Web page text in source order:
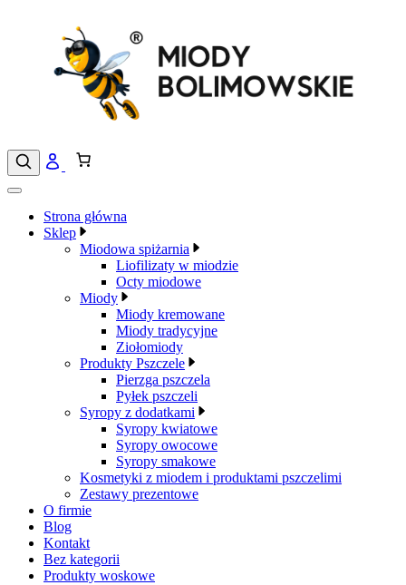
Strona główna
Sklep
Miodowa spiżarnia
Liofilizaty w miodzie
Octy miodowe
Miody
Miody kremowane
Miody tradycyjne
Ziołomiody
Produkty Pszczele
Pierzga pszczela
Pyłek pszczeli
Syropy z dodatkami
Syropy kwiatowe
Syropy owocowe
Syropy smakowe
Kosmetyki z miodem i produktami pszczelimi
Zestawy prezentowe
O firmie
Blog
Kontakt
Bez kategorii
Produkty woskowe